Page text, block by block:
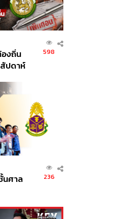
งถิ่น
ปดาห์
598
นศาล
236